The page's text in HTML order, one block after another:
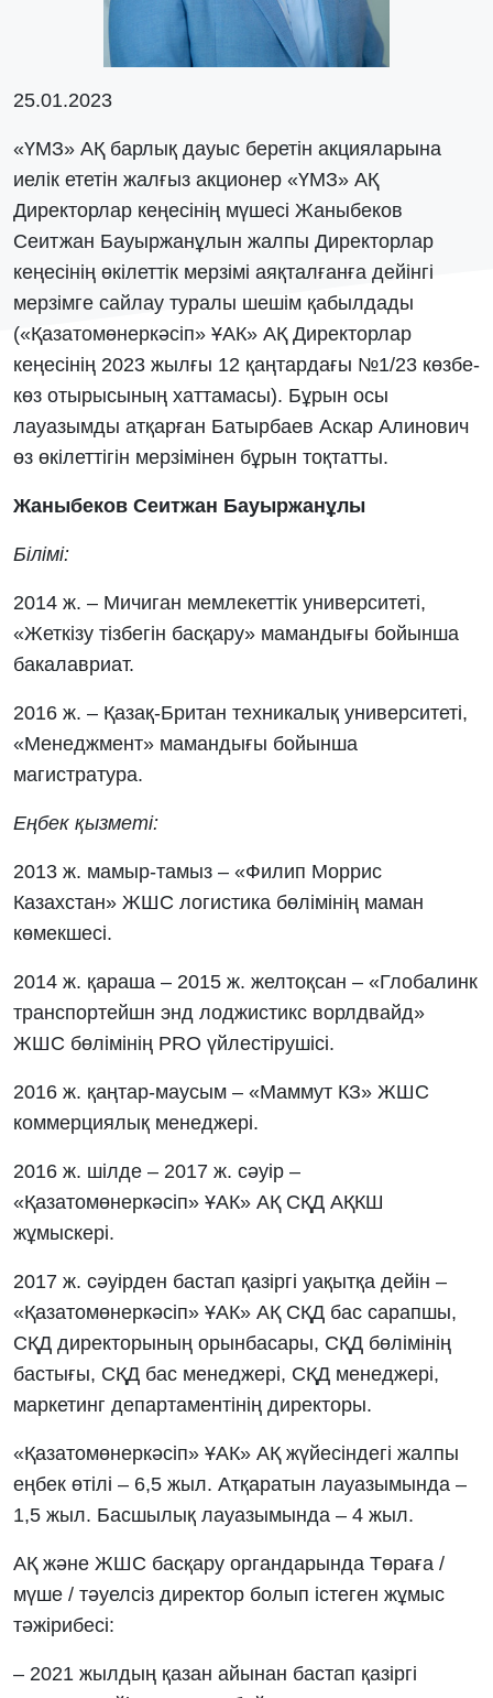
25.01.2023
«ҮМЗ» АҚ барлық дауыс беретін акцияларына
иелік ететін жалғыз акционер «ҮМЗ» АҚ
Директорлар кеңесінің мүшесі Жаныбеков
Сеитжан Бауыржанұлын жалпы Директорлар
кеңесінің өкілеттік мерзімі аяқталғанға дейінгі
мерзімге сайлау туралы шешім қабылдады
(«Қазатомөнеркәсіп» ҰАК» АҚ Директорлар
кеңесінің 2023 жылғы 12 қаңтардағы №1/23 көзбе-
көз отырысының хаттамасы). Бұрын осы
лауазымды атқарған Батырбаев Аскар Алинович
өз өкілеттігін мерзімінен бұрын тоқтатты.
Жаныбеков Сеитжан Бауыржанұлы
Білімі:
2014 ж. – Мичиган мемлекеттік университеті,
«Жеткізу тізбегін басқару» мамандығы бойынша
бакалавриат.
2016 ж. – Қазақ-Британ техникалық университеті,
«Менеджмент» мамандығы бойынша
магистратура.
Еңбек қызметі:
2013 ж. мамыр-тамыз – «Филип Моррис
Казахстан» ЖШС логистика бөлімінің маман
көмекшесі.
2014 ж. қараша – 2015 ж. желтоқсан – «Глобалинк
транспортейшн энд лоджистикс ворлдвайд»
ЖШС бөлімінің PRO үйлестірушісі.
2016 ж. қаңтар-маусым – «Маммут КЗ» ЖШС
коммерциялық менеджері.
2016 ж. шілде – 2017 ж. сәуір –
«Қазатомөнеркәсіп» ҰАК» АҚ СҚД АҚКШ
жұмыскері.
2017 ж. сәуірден бастап қазіргі уақытқа дейін –
«Қазатомөнеркәсіп» ҰАК» АҚ СҚД бас сарапшы,
СҚД директорының орынбасары, СҚД бөлімінің
бастығы, СҚД бас менеджері, СҚД менеджері,
маркетинг департаментінің директоры.
«Қазатомөнеркәсіп» ҰАК» АҚ жүйесіндегі жалпы
еңбек өтілі – 6,5 жыл. Атқаратын лауазымында –
1,5 жыл. Басшылық лауазымында – 4 жыл.
АҚ және ЖШС басқару органдарында Төраға /
мүше / тәуелсіз директор болып істеген жұмыс
тәжірибесі:
– 2021 жылдың қазан айынан бастап қазіргі